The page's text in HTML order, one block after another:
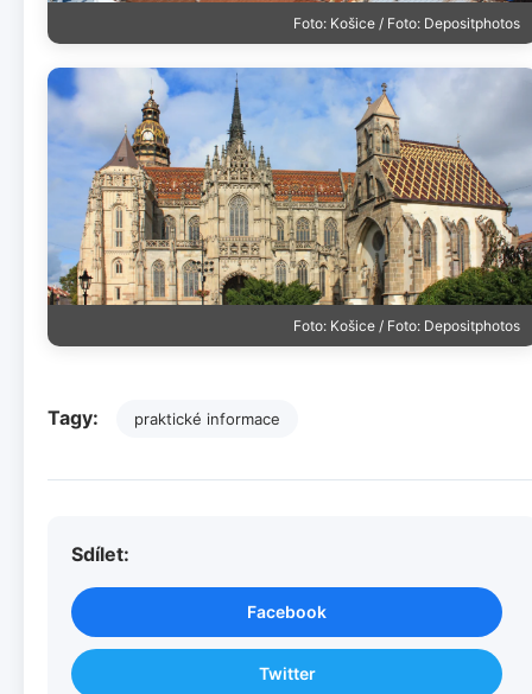
Foto: Košice / Foto: Depositphotos
Foto: Košice / Foto: Depositphotos
Tagy: praktické informace
Sdílet:
Facebook
Twitter